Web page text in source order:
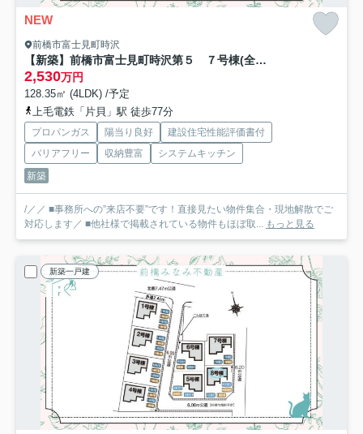
NEW
前橋市富士見町時沢
【新築】前橋市富士見町時沢第５ ７号棟(全８棟) クリエートの家 新築建売分譲
2,530万円
128.35㎡ (4LDK) /予定
上毛電鉄「片貝」駅 徒歩77分
プロパンガス 陽当り良好
建設住宅性能評価書付
バリアフリー
収納豊富
システムキッチン
新築
/／／ ■事務所への”来店不要”です！直接見たい物件集合・現地解散でご
対応します／ ■他社様で掲載されている物件もほぼ取...
もっと見る
新築一戸建